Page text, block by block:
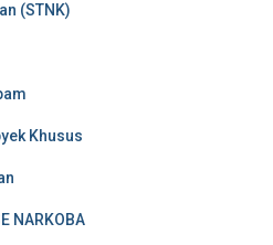
(STNK)
Khusus
NARKOBA